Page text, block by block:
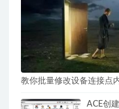
教你批量修改设备连接点
ACE创